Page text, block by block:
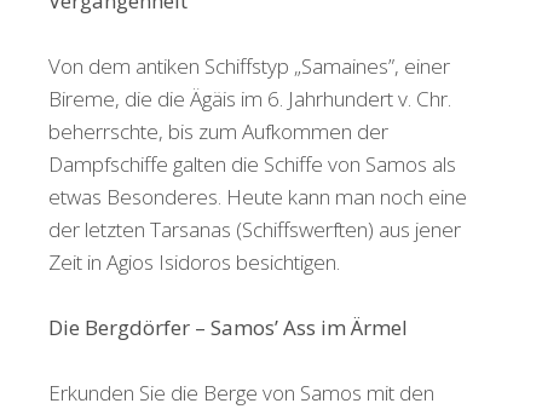
Von dem antiken Schiffstyp „Samaines”, einer
Bireme, die die Ägäis im 6. Jahrhundert v. Chr.
beherrschte, bis zum Aufkommen der
Dampfschiffe galten die Schiffe von Samos als
etwas Besonderes. Heute kann man noch eine
der letzten Tarsanas (Schiffswerften) aus jener
Zeit in Agios Isidoros besichtigen.
Die Bergdörfer – Samos’ Ass im Ärmel
Erkunden Sie die Berge von Samos mit den